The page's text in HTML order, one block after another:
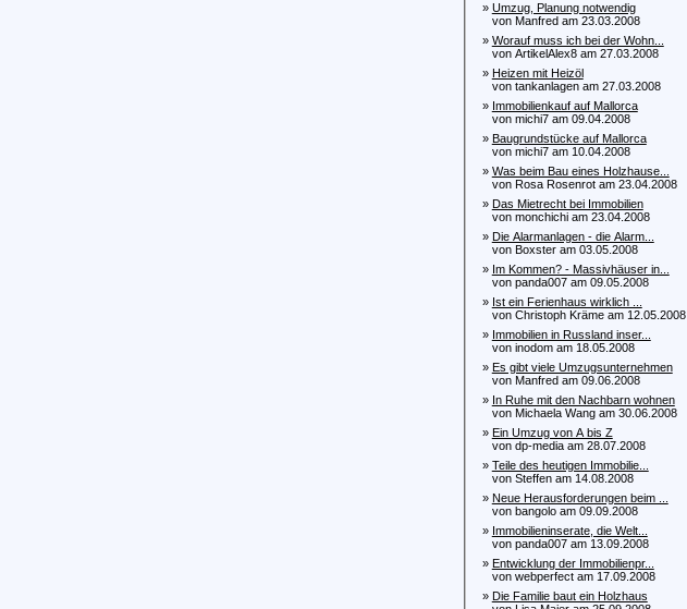
» Umzug, Planung notwendig
von Manfred am 23.03.2008
» Worauf muss ich bei der Wohn...
von ArtikelAlex8 am 27.03.2008
» Heizen mit Heizöl
von tankanlagen am 27.03.2008
» Immobilienkauf auf Mallorca
von michi7 am 09.04.2008
» Baugrundstücke auf Mallorca
von michi7 am 10.04.2008
» Was beim Bau eines Holzhause...
von Rosa Rosenrot am 23.04.2008
» Das Mietrecht bei Immobilien
von monchichi am 23.04.2008
» Die Alarmanlagen - die Alarm...
von Boxster am 03.05.2008
» Im Kommen? - Massivhäuser in...
von panda007 am 09.05.2008
» Ist ein Ferienhaus wirklich ...
von Christoph Kräme am 12.05.2008
» Immobilien in Russland inser...
von inodom am 18.05.2008
» Es gibt viele Umzugsunternehmen
von Manfred am 09.06.2008
» In Ruhe mit den Nachbarn wohnen
von Michaela Wang am 30.06.2008
» Ein Umzug von A bis Z
von dp-media am 28.07.2008
» Teile des heutigen Immobilie...
von Steffen am 14.08.2008
» Neue Herausforderungen beim ...
von bangolo am 09.09.2008
» Immobilieninserate, die Welt...
von panda007 am 13.09.2008
» Entwicklung der Immobilienpr...
von webperfect am 17.09.2008
» Die Familie baut ein Holzhaus